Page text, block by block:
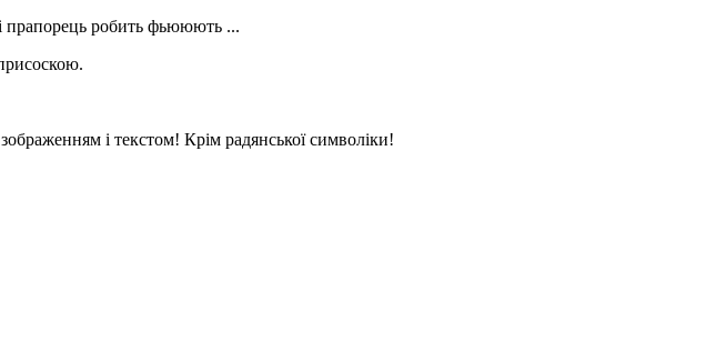
прапорець робить фьююють ...
і текстом! Крім радянської символіки!